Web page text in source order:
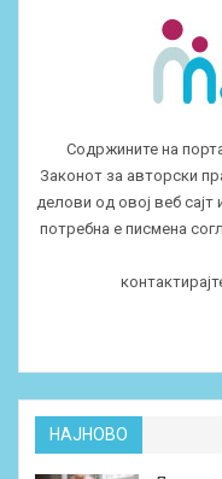
Содржините на
Законот за авторски
делови од овој веб сајт
потребна е писмена
НАЈНОВО